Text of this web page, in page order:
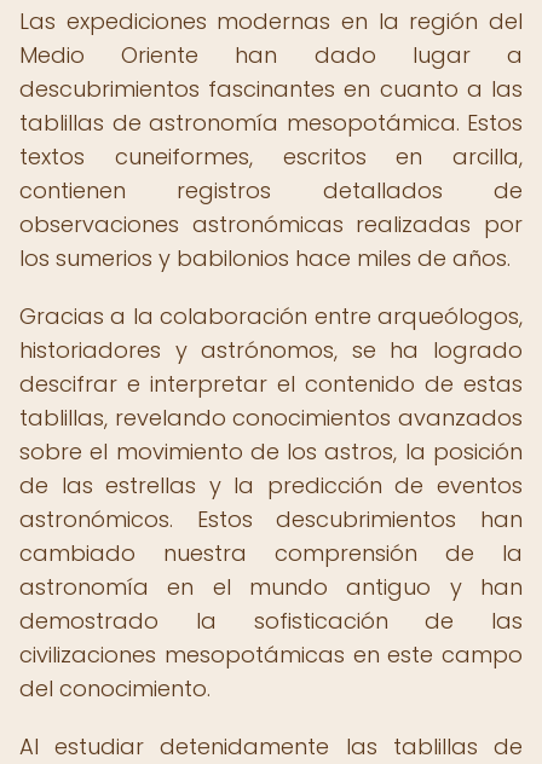
Las expediciones modernas en la región del
Medio Oriente han dado lugar a
descubrimientos fascinantes en cuanto a las
tablillas de astronomía mesopotámica. Estos
textos cuneiformes, escritos en arcilla,
contienen registros detallados de
observaciones astronómicas realizadas por
los sumerios y babilonios hace miles de años.
Gracias a la colaboración entre arqueólogos,
historiadores y astrónomos, se ha logrado
descifrar e interpretar el contenido de estas
tablillas, revelando conocimientos avanzados
sobre el movimiento de los astros, la posición
de las estrellas y la predicción de eventos
astronómicos. Estos descubrimientos han
cambiado nuestra comprensión de la
astronomía en el mundo antiguo y han
demostrado la sofisticación de las
civilizaciones mesopotámicas en este campo
del conocimiento.
Al estudiar detenidamente las tablillas de